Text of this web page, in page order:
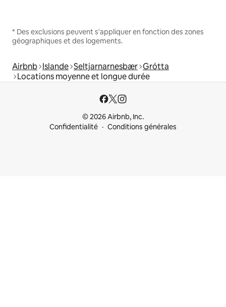
* Des exclusions peuvent s'appliquer en fonction des zones
géographiques et des logements.
Airbnb Islande Seltjarnarnesbær Grótta
Locations moyenne et longue durée
© 2026 Airbnb, Inc.
Confidentialité
Conditions générales